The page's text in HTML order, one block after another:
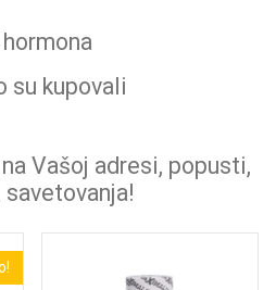
su kupovali
Vašoj adresi, popusti,
savetovanja!